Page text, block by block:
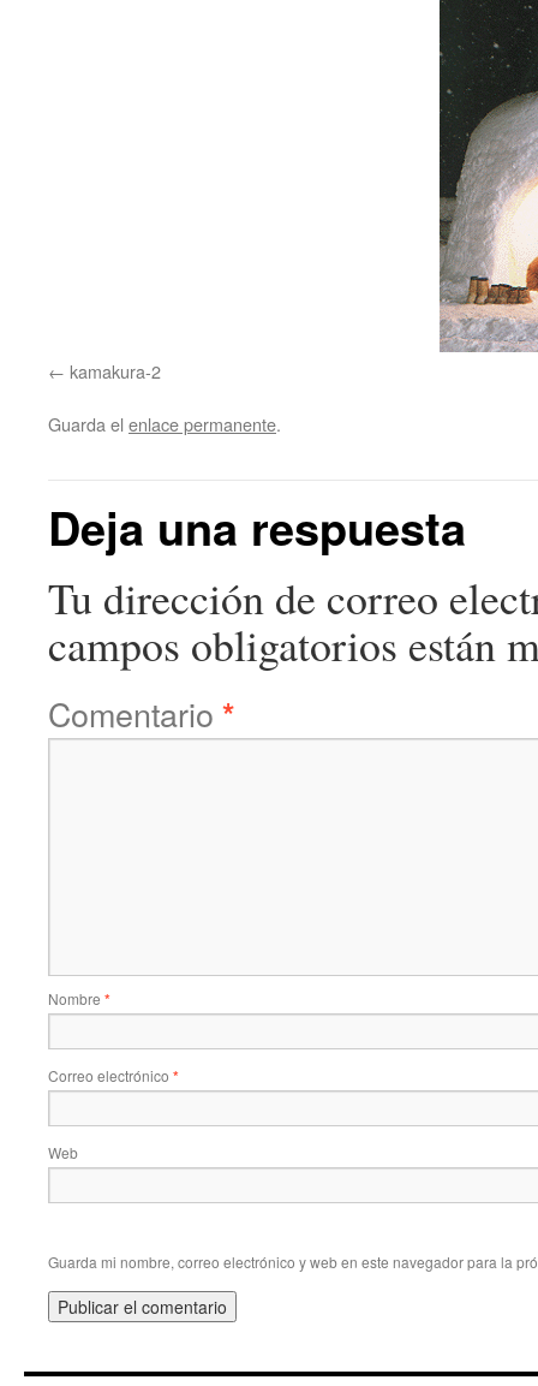
kamakura-2
Guarda el enlace permanente.
Deja una respuesta
Tu dirección de correo
campos obligatorios están
Comentario *
Nombre *
Correo electrónico *
Web
Guarda mi nombre, correo electrónico y web en este navegador para la